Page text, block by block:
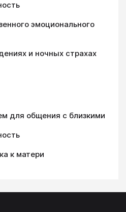
эмоционального
и ночных страхах
для общения с близкими
к матери